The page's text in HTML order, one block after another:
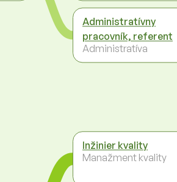
Administratívny
pracovník, referent
Administratíva
Inžinier kvality
Manažment kvality